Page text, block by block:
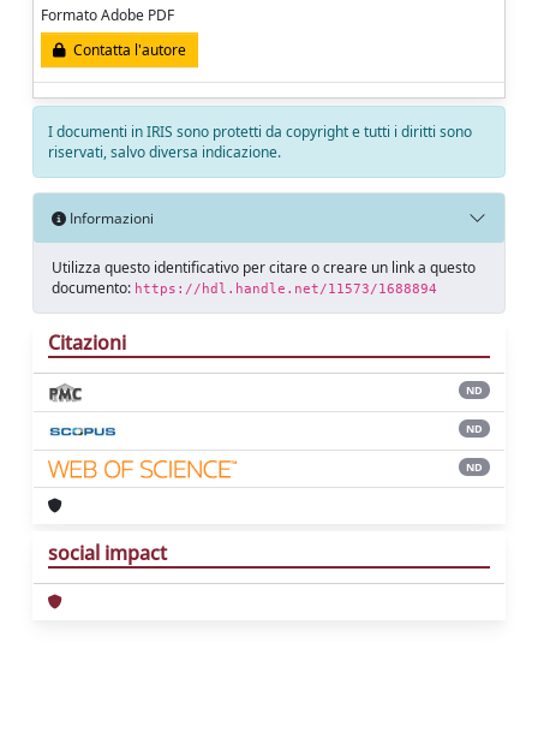
Formato Adobe PDF
Contatta l'autore
I documenti in IRIS sono protetti da copyright e tutti i diritti sono
riservati, salvo diversa indicazione.
Informazioni
Utilizza questo identificativo per citare o creare un link a questo
documento: https://hdl.handle.net/11573/1688894
Citazioni
ND
ND
ND
social impact